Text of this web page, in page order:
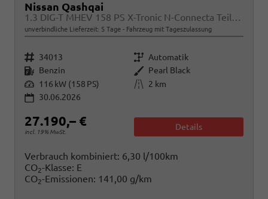
Nissan Qashqai
1.3 DIG-T MHEV 158 PS X-Tronic N-Connecta Teil-Leder PanoGlasdach Klimaautomatik Sitzheizung Lenkradheizung Navi ACC PDC v+h 360°Kamera DAB Bluetooth Touchscreen Apple CarPlay Android Auto 18"LM
unverbindliche Lieferzeit: 5 Tage Fahrzeug mit Tageszulassung
Fahrzeugnr. 34013 Getriebe Automatik
Kraftstoff Benzin Außenfarbe Pearl Black
Leistung 116 kW (158 PS) Kilometerstand
2 km
30.06.2026
27.190,– €
incl. 19% MwSt.
Details
Verbrauch kombiniert: 6,30 l/100km
CO2-Klasse: E
CO2-Emissionen: 141,00 g/km